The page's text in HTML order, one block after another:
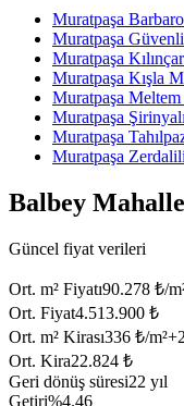
Muratpaşa
Muratpaşa
Muratpaşa
Muratpaşa Kışla
Muratpaşa
Muratpaşa
Muratpaşa
Muratpaşa
Balbey
Güncel fiyat verileri
Ort. m² Fiyatı90.278 ₺/
Ort. Fiyat4.513.900 ₺
Ort. m² Kirası336 ₺/m²+
Ort. Kira22.824 ₺
Geri dönüş süresi22 yıl
Getiri%4.46